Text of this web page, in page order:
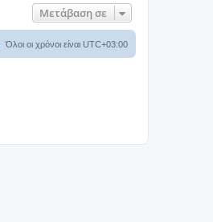
Μετάβαση σε
Όλοι οι χρόνοι είναι UTC+03:00